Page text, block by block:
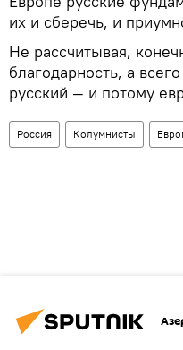
их и сберечь, и
Не рассчитывая,
благодарность, а
русский — и потому
Россия Колумнисты